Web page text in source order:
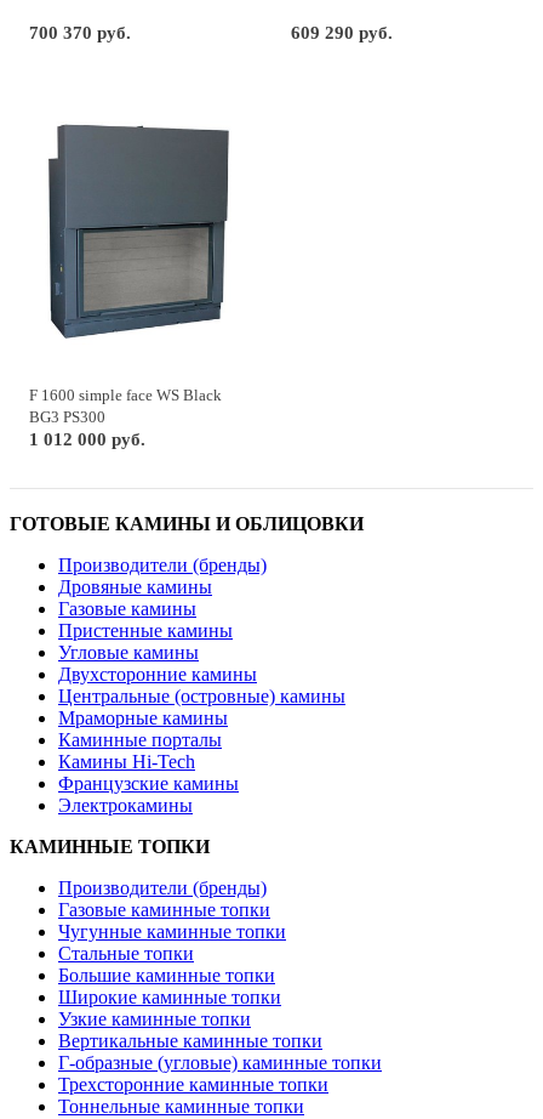
700 370 руб. 609 290 руб.
F 1600 simple face WS Black
BG3 PS300
1 012 000 руб.
ГОТОВЫЕ КАМИНЫ И ОБЛИЦОВКИ
Производители (бренды)
Дровяные камины
Газовые камины
Пристенные камины
Угловые камины
Двухсторонние камины
Центральные (островные) камины
Мраморные камины
Каминные порталы
Камины Hi-Tech
Французские камины
Электрокамины
КАМИННЫЕ ТОПКИ
Производители (бренды)
Газовые каминные топки
Чугунные каминные топки
Стальные топки
Большие каминные топки
Широкие каминные топки
Узкие каминные топки
Вертикальные каминные топки
Г-образные (угловые) каминные топки
Трехсторонние каминные топки
Тоннельные каминные топки